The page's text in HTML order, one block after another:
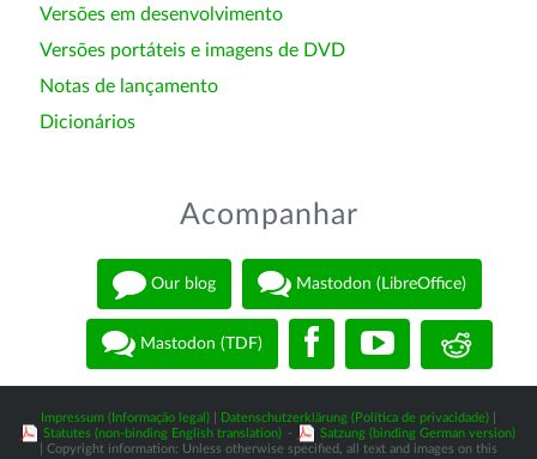
Versões em desenvolvimento
Versões portáteis e imagens de DVD
Notas de lançamento
Dicionários
Acompanhar
Our blog Mastodon (LibreOffice)
Mastodon (TDF)
Impressum (Informação legal) Datenschutzerklärung (Política de privacidade)
Statutes (non-binding English translation) -
Satzung (binding German version)
| Copyright information: Unless otherwise specified, all text and images on this